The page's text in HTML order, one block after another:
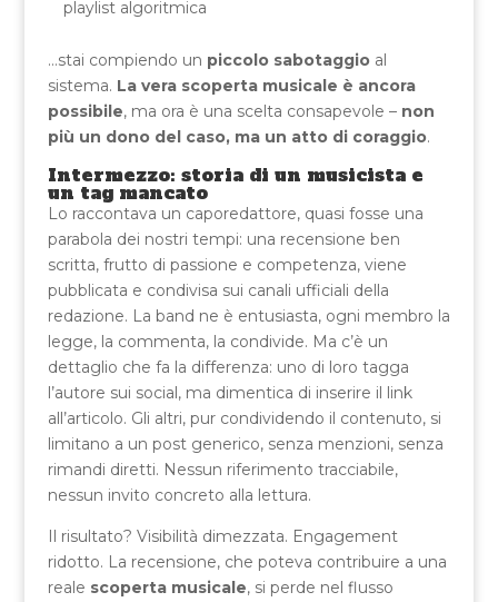
playlist algoritmica
…stai compiendo un piccolo sabotaggioal
sistema. La vera scoperta musicale è ancora
possibile, ma ora è una scelta consapevole – non
più un dono del caso, ma un atto di coraggio.
Intermezzo: storia di un musicista e
un tag mancato
Lo raccontava un caporedattore, quasi fosse una
parabola dei nostri tempi: una recensione ben
scritta, frutto di passione e competenza, viene
pubblicata e condivisa sui canali ufficiali della
redazione. La band ne è entusiasta, ogni membro la
legge, la commenta, la condivide. Ma c’è un
dettaglio che fa la differenza: uno di loro tagga
l’autore sui social, ma dimentica di inserire il link
all’articolo. Gli altri, pur condividendo il contenuto, si
limitano a un post generico, senza menzioni, senza
rimandi diretti. Nessun riferimento tracciabile,
nessun invito concreto alla lettura.
Il risultato? Visibilità dimezzata. Engagement
ridotto. La recensione, che poteva contribuire a una
reale scoperta musicale, si perde nel flusso